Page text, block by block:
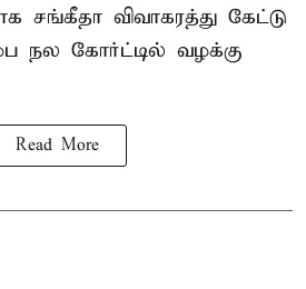
சங்கீதா விவாகரத்து கேட்டு
நல கோர்ட்டில் வழக்கு
Read More